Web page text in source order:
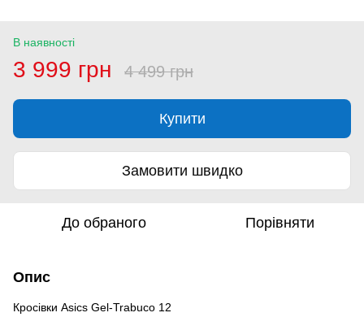
В наявності
3 999 грн 4 499 грн
Купити
Замовити швидко
До обраного Порівняти
Опис
Кросівки Asics Gel-Trabuco 12